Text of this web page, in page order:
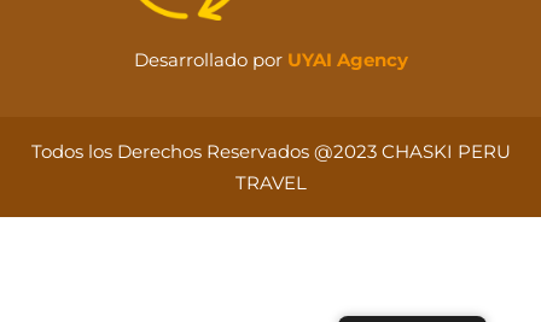
Desarrollado por UYAI Agency
Todos los Derechos Reservados @2023 CHASKI PERU
TRAVEL